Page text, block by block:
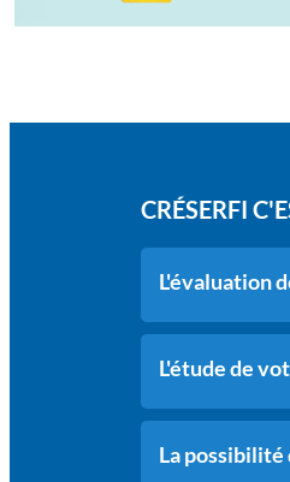
CRÉSERFI
L'évaluation
L'étude de
La